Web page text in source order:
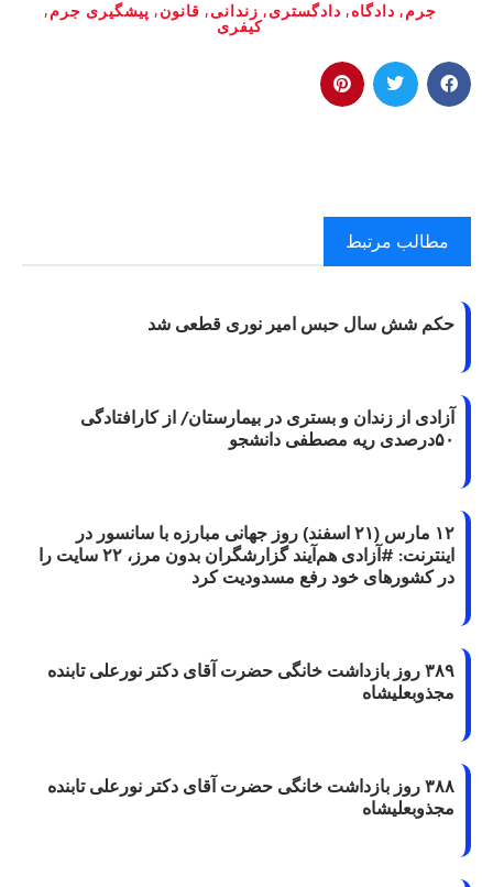
جرم, دادگاه, دادگستری, زندانی, قانون, پیشگیری جرم,
کیفری
مطالب مرتبط
حکم شش سال حبس امیر نوری قطعی شد
آزادی از زندان و بستری در بیمارستان/ از کارافتادگی
۵۰درصدی ریه مصطفی دانشجو
۱۲ مارس (۲۱ اسفند) روز جهانی مبارزه با سانسور در
اینترنت: #آزادی هم‌آیند گزارشگران‌ بدون مرز، ۲۲ سایت را
در کشورهای خود رفع مسدودیت کرد
۳۸۹ روز بازداشت خانگی حضرت آقای دکتر نورعلی تابنده
مجذوبعلیشاه
۳۸۸ روز بازداشت خانگی حضرت آقای دکتر نورعلی تابنده
مجذوبعلیشاه